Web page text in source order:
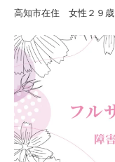
高知市在住 女性２９歳